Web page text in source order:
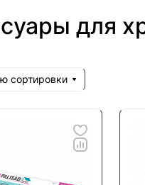
для
сортировки